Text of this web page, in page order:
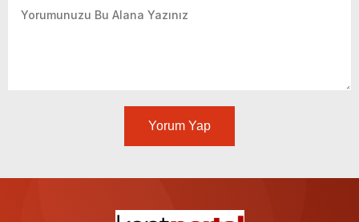
Yorum Yap